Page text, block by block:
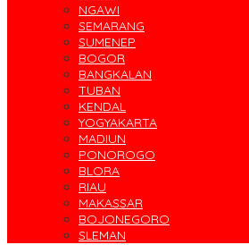
NGAWI
SEMARANG
SUMENEP
BOGOR
BANGKALAN
TUBAN
KENDAL
YOGYAKARTA
MADIUN
PONOROGO
BLORA
RIAU
MAKASSAR
BOJONEGORO
SLEMAN